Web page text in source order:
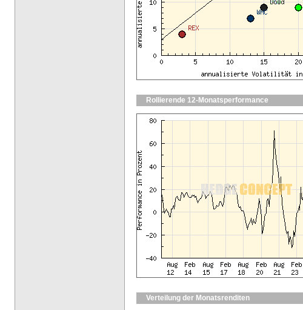
Rollierende 12-Monatsperformance
Verteilung der Monatsrenditen